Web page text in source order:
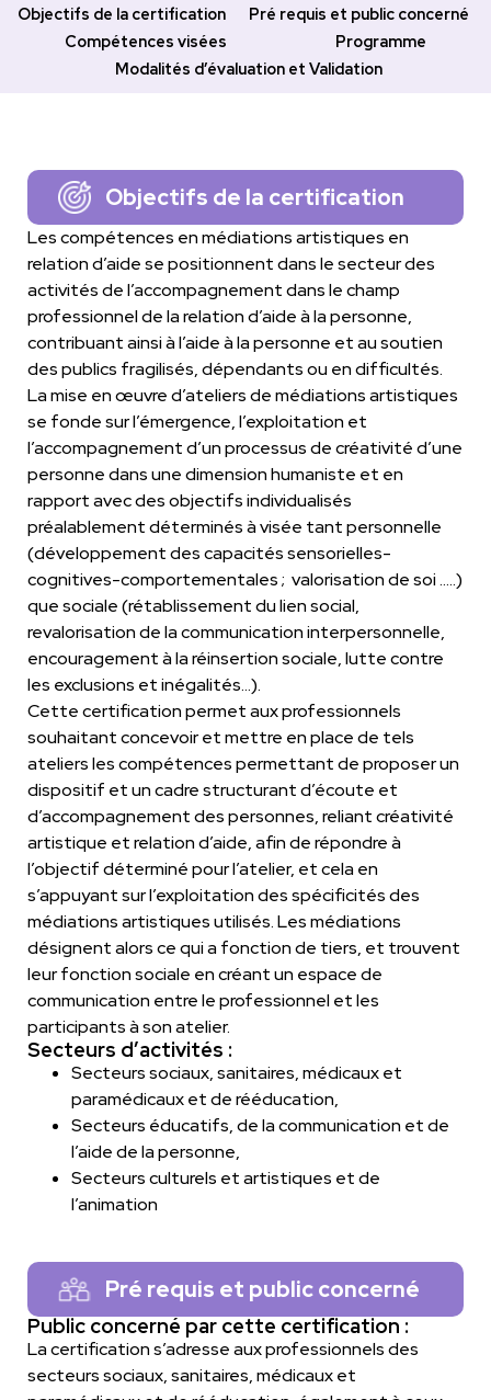
Objectifs de la certification
Pré requis et public concerné
Compétences visées
Programme
Modalités d’évaluation et Validation
Objectifs de la certification
Les compétences en médiations artistiques en
relation d’aide se positionnent dans le secteur des
activités de l’accompagnement dans le champ
professionnel de la relation d’aide à la personne,
contribuant ainsi à l’aide à la personne et au soutien
des publics fragilisés, dépendants ou en difficultés.
La mise en œuvre d’ateliers de médiations artistiques
se fonde sur l’émergence, l’exploitation et
l’accompagnement d’un processus de créativité d’une
personne dans une dimension humaniste et en
rapport avec des objectifs individualisés
préalablement déterminés à visée tant personnelle
(développement des capacités sensorielles-
cognitives-comportementales ; valorisation de soi …..)
que sociale (rétablissement du lien social,
revalorisation de la communication interpersonnelle,
encouragement à la réinsertion sociale, lutte contre
les exclusions et inégalités…).
Cette certification permet aux professionnels
souhaitant concevoir et mettre en place de tels
ateliers les compétences permettant de proposer un
dispositif et un cadre structurant d’écoute et
d’accompagnement des personnes, reliant créativité
artistique et relation d’aide, afin de répondre à
l’objectif déterminé pour l’atelier, et cela en
s’appuyant sur l’exploitation des spécificités des
médiations artistiques utilisés. Les médiations
désignent alors ce qui a fonction de tiers, et trouvent
leur fonction sociale en créant un espace de
communication entre le professionnel et les
participants à son atelier.
Secteurs d’activités :
Secteurs sociaux, sanitaires, médicaux et
paramédicaux et de rééducation,
Secteurs éducatifs, de la communication et de
l’aide de la personne,
Secteurs culturels et artistiques et de
l’animation
Pré requis et public concerné
Public concerné par cette certification :
La certification s’adresse aux professionnels des
secteurs sociaux, sanitaires, médicaux et